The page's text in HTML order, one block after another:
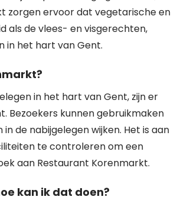
zorgen ervoor dat vegetarische en
als de vlees- en visgerechten,
in het hart van Gent.
in het hart van Gent, zijn er
Bezoekers kunnen gebruikmaken
de nabijgelegen wijken. Het is aan
te controleren om een
aan Restaurant Korenmarkt.
kan ik dat doen?